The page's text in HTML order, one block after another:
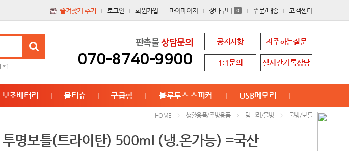
즐겨찾기 추가 로그인 회원가입 마이페이지 장바구니 0 주문/배송 고객센터
판촉물상담문의
070-8740-9900
공지사항 자주하는질문
1:1문의 실시간카톡상담
보조배터리 물티슈 구급함 블루투스 스피커 USB메모리
HOME 생활용품/주방용품 텀블러/물병 물병/보틀
명보틀(트라이탄) 500ml (냉.온가능) =국산